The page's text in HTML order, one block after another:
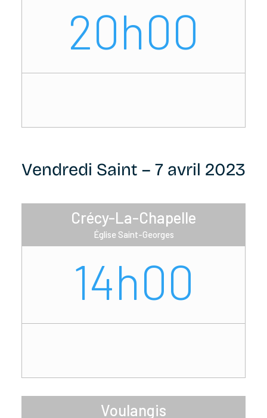
20h00
Vendredi Saint – 7 avril 2023
Crécy-La-Chapelle
Église Saint-Georges
14h00
Voulangis